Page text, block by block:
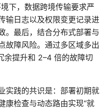
下，数据跨境传输要求严
输日志以及权限变更记录进
。最后，结合分布式部署与
故障风险。通过多区域多出
余提升和 2–4 倍的故障切
实践的共识是：部署初期就
康检查与动态路由实现“就